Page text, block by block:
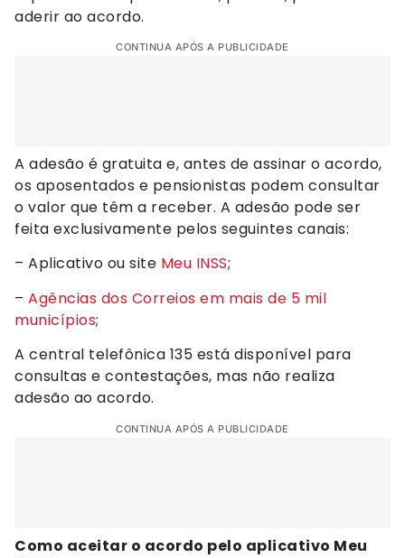
aderir ao acordo.
CONTINUA APÓS A PUBLICIDADE
A adesão é gratuita e, antes de assinar o acordo,
os aposentados e pensionistas podem consultar
o valor que têm a receber. A adesão pode ser
feita exclusivamente pelos seguintes canais:
– Aplicativo ou site Meu INSS;
– Agências dos Correios em mais de 5 mil
municípios;
A central telefônica 135 está disponível para
consultas e contestações, mas não realiza
adesão ao acordo.
CONTINUA APÓS A PUBLICIDADE
Como aceitar o acordo pelo aplicativo Meu